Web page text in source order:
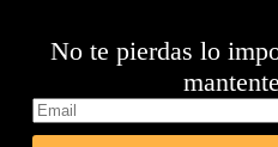
No te pierdas lo